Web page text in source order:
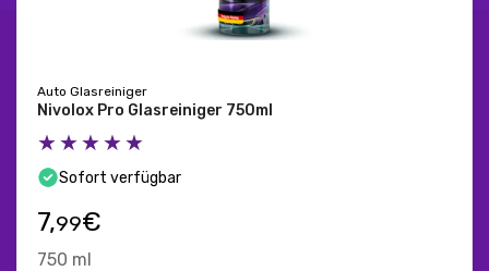
Auto Glasreiniger
Nivolox Pro Glasreiniger 750ml
★★★★★
Sofort verfügbar
7,99€
750 ml